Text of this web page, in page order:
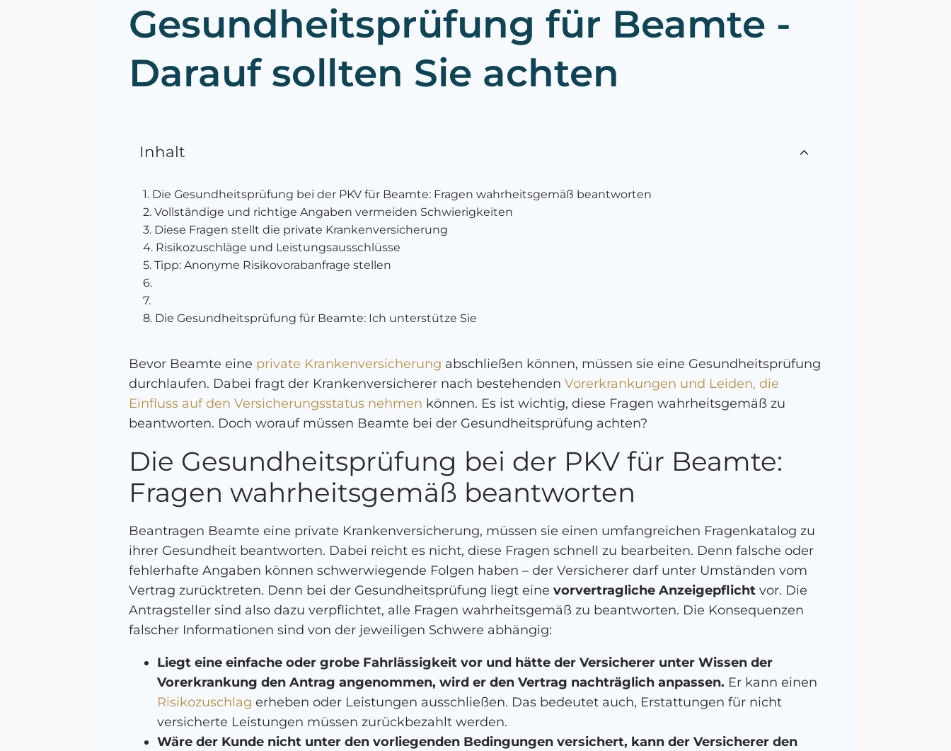
Gesundheitsprüfung für Beamte -
Darauf sollten Sie achten
Inhalt
Die Gesundheitsprüfung bei der PKV für Beamte: Fragen wahrheitsgemäß beantworten
Vollständige und richtige Angaben vermeiden Schwierigkeiten
Diese Fragen stellt die private Krankenversicherung
Risikozuschläge und Leistungsausschlüsse
Tipp: Anonyme Risikovorabanfrage stellen
Die Gesundheitsprüfung für Beamte: Ich unterstütze Sie
Bevor Beamte eine private Krankenversicherung abschließen können, müssen sie eine Gesundheitsprüfung
durchlaufen. Dabei fragt der Krankenversicherer nach bestehenden Vorerkrankungen und Leiden, die
Einfluss auf den Versicherungsstatus nehmen können. Es ist wichtig, diese Fragen wahrheitsgemäß zu
beantworten. Doch worauf müssen Beamte bei der Gesundheitsprüfung achten?
Die Gesundheitsprüfung bei der PKV für Beamte:
Fragen wahrheitsgemäß beantworten
Beantragen Beamte eine private Krankenversicherung, müssen sie einen umfangreichen Fragenkatalog zu
ihrer Gesundheit beantworten. Dabei reicht es nicht, diese Fragen schnell zu bearbeiten. Denn falsche oder
fehlerhafte Angaben können schwerwiegende Folgen haben – der Versicherer darf unter Umständen vom
Vertrag zurücktreten. Denn bei der Gesundheitsprüfung liegt eine vorvertragliche Anzeigepflicht vor. Die
Antragsteller sind also dazu verpflichtet, alle Fragen wahrheitsgemäß zu beantworten. Die Konsequenzen
falscher Informationen sind von der jeweiligen Schwere abhängig:
Liegt eine einfache oder grobe Fahrlässigkeit vor und hätte der Versicherer unter Wissen der
Vorerkrankung den Antrag angenommen, wird er den Vertrag nachträglich anpassen. Er kann einen
Risikozuschlag erheben oder Leistungen ausschließen. Das bedeutet auch, Erstattungen für nicht
versicherte Leistungen müssen zurückbezahlt werden.
Wäre der Kunde nicht unter den vorliegenden Bedingungen versichert, kann der Versicherer den